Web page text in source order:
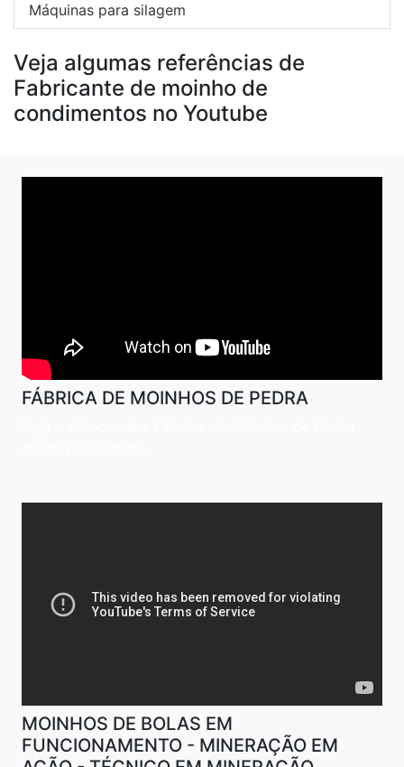
Máquinas para silagem
Veja algumas referências de
Fabricante de moinho de
condimentos no Youtube
FÁBRICA DE MOINHOS DE PEDRA
MOINHOS DE BOLAS EM
FUNCIONAMENTO - MINERAÇÃO EM